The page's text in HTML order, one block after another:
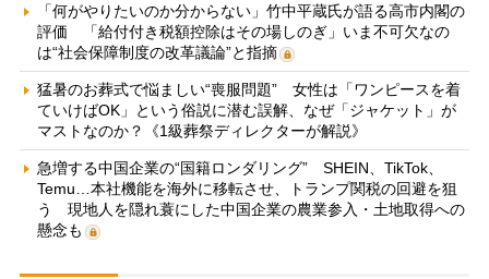
「何がやりたいのか分からない」竹中平蔵氏が語る高市内閣の
評価 「給付付き税額控除はその場しのぎ」いま不可欠なの
は“社会保障制度の改革議論”と指摘
猛暑のお葬式で悩ましい“喪服問題” 女性は「ワンピースを着
ていけばOK」という俗説に潜む誤解、なぜ「ジャケット」が
マストなのか？《1級葬祭ディレクターが解説》
急増する中国企業の“国籍ロンダリング” SHEIN、TikTok、
Temu…本社機能を海外に移転させ、トランプ関税の回避を狙
う 現地人を隠れ蓑にした中国企業の農業参入・土地取得への
懸念も